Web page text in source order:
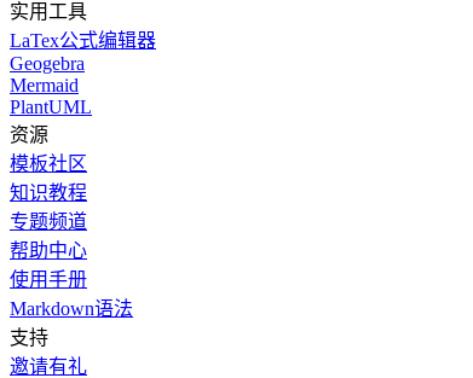
实用工具
LaTex公式编辑器
Geogebra
Mermaid
PlantUML
资源
模板社区
知识教程
专题频道
帮助中心
使用手册
Markdown语法
支持
邀请有礼